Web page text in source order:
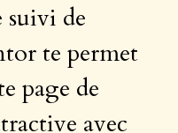
de
te permet
page de
avec